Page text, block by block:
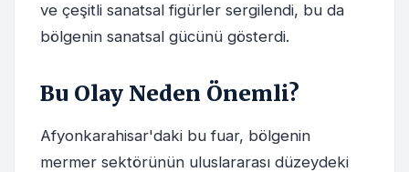
ve çeşitli sanatsal figürler sergilendi, bu da
bölgenin sanatsal gücünü gösterdi.
Bu Olay Neden Önemli?
Afyonkarahisar'daki bu fuar, bölgenin
mermer sektörünün uluslararası düzeydeki